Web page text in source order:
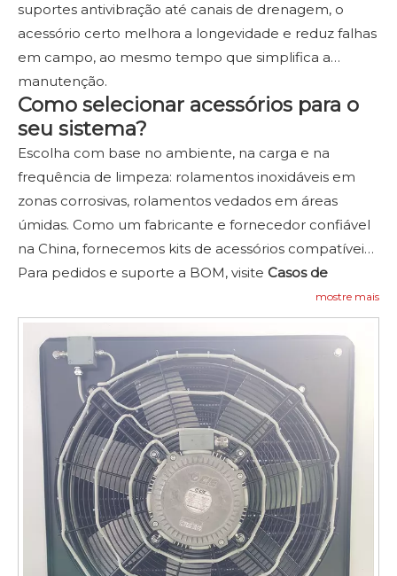
suportes antivibração até canais de drenagem, o
acessório certo melhora a longevidade e reduz falhas
em campo, ao mesmo tempo que simplifica a
manutenção.
Como selecionar acessórios para o
seu sistema?
Escolha com base no ambiente, na carga e na
frequência de limpeza: rolamentos inoxidáveis ​​em
zonas corrosivas, rolamentos vedados em áreas
úmidas. Como um fabricante e fornecedor confiável
na China, fornecemos kits de acessórios compatíveis.
Para pedidos e suporte a BOM, visite Casos de
e entre em contato conosco para
perguntar -Contate-nos.
mostre mais